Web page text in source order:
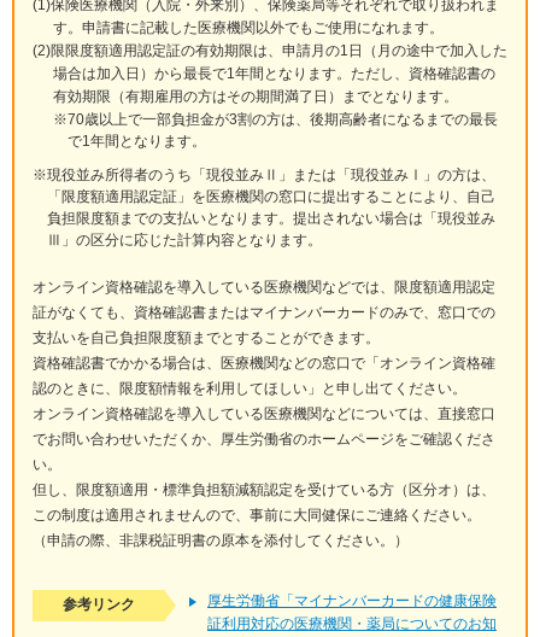
保険医療機関（入院・外来別）、保険薬局等それぞれで取り扱われま
す。申請書に記載した医療機関以外でもご使用になれます。
限限度額適用認定証の有効期限は、申請月の1日（月の途中で加入した
場合は加入日）から最長で1年間となります。ただし、資格確認書の
有効期限（有期雇用の方はその期間満了日）までとなります。
※70歳以上で一部負担金が3割の方は、後期高齢者になるまでの最長
で1年間となります。
※現役並み所得者のうち「現役並みⅡ」または「現役並みⅠ」の方は、
「限度額適用認定証」を医療機関の窓口に提出することにより、自己
負担限度額までの支払いとなります。提出されない場合は「現役並み
Ⅲ」の区分に応じた計算内容となります。
オンライン資格確認を導入している医療機関などでは、限度額適用認定
証がなくても、資格確認書またはマイナンバーカードのみで、窓口での
支払いを自己負担限度額までとすることができます。
資格確認書でかかる場合は、医療機関などの窓口で「オンライン資格確
認のときに、限度額情報を利用してほしい」と申し出てください。
オンライン資格確認を導入している医療機関などについては、直接窓口
でお問い合わせいただくか、厚生労働省のホームページをご確認くださ
い。
但し、限度額適用・標準負担額減額認定を受けている方（区分オ）は、
この制度は適用されませんので、事前に大同健保にご連絡ください。
（申請の際、非課税証明書の原本を添付してください。）
参考リンク
厚生労働省「マイナンバーカードの健康保険
証利用対応の医療機関・薬局についてのお知